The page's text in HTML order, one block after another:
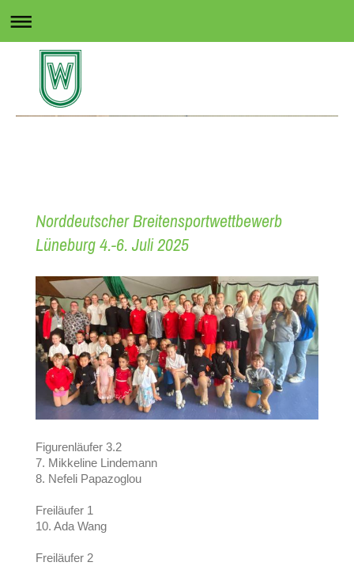
Norddeutscher Breitensportwettbewerb
Lüneburg 4.-6. Juli 2025
Figurenläufer 3.2
7. Mikkeline Lindemann
8. Nefeli Papazoglou
Freiläufer 1
10. Ada Wang
Freiläufer 2